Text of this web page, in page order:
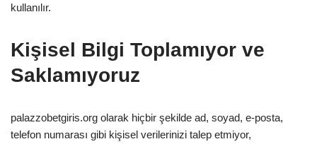
kullanılır.
Kişisel Bilgi Toplamıyor ve
Saklamıyoruz
palazzobetgiris.org olarak hiçbir şekilde ad, soyad, e-posta,
telefon numarası gibi kişisel verilerinizi talep etmiyor,